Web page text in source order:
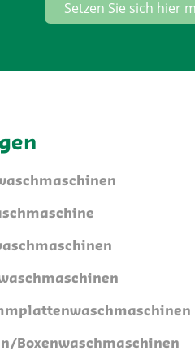
Setzen Sie sich hier
Boxenwaschmaschinen